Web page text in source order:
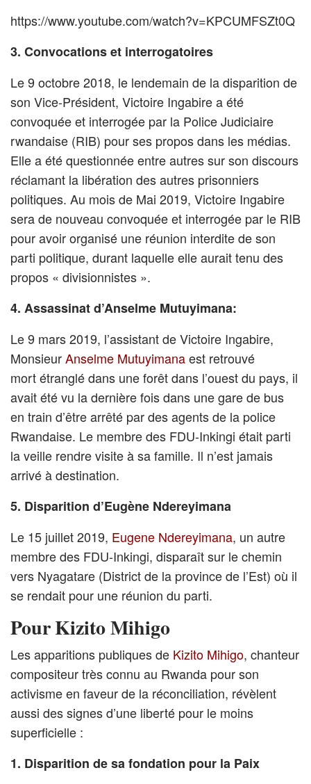
https://www.youtube.com/watch?v=KPCUMFSZt0Q
3. Convocations et interrogatoires
Le 9 octobre 2018, le lendemain de la disparition de
son Vice-Président, Victoire Ingabire a été
convoquée et interrogée par la Police Judiciaire
rwandaise (RIB) pour ses propos dans les médias.
Elle a été questionnée entre autres sur son discours
réclamant la libération des autres prisonniers
politiques. Au mois de Mai 2019, Victoire Ingabire
sera de nouveau convoquée et interrogée par le RIB
pour avoir organisé une réunion interdite de son
parti politique, durant laquelle elle aurait tenu des
propos « divisionnistes ».
4. Assassinat d’Anselme Mutuyimana:
Le 9 mars 2019, l’assistant de Victoire Ingabire,
MonsieurAnselme Mutuyimanaest retrouvé
mort étranglé dans une forêt dans l’ouest du pays, il
avait été vu la dernière fois dans une gare de bus
en train d’être arrêté par des agents de la police
Rwandaise. Le membre des FDU-Inkingi était parti
la veille rendre visite à sa famille. Il n’est jamais
arrivé à destination.
5. Disparition d’Eugène Ndereyimana
Le 15 juillet 2019, Eugene Ndereyimana, un autre
membre des FDU-Inkingi, disparaît sur le chemin
vers Nyagatare (District de la province de l’Est) où il
se rendait pour une réunion du parti.
PourKizito Mihigo
Les apparitions publiques de Kizito Mihigo, chanteur
compositeur très connu au Rwanda pour son
activisme en faveur de la réconciliation, révèlent
aussi des signes d’une liberté pour le moins
superficielle :
1. Disparition de sa fondation pour la Paix